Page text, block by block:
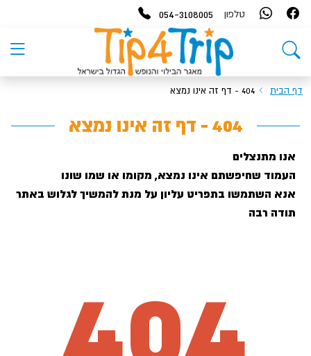
טלפון 054-3108005
דף הבית 404 - דף זה אינו נמצא
404 - דף זה אינו נמצא
אנו מתנצלים
העמוד שחיפשתם אינו נמצא, מקומו או שמו שונו
אנא השתמשו בתפריט עליון על מנת להמשיך לגלוש באתר
תודה רבה
404